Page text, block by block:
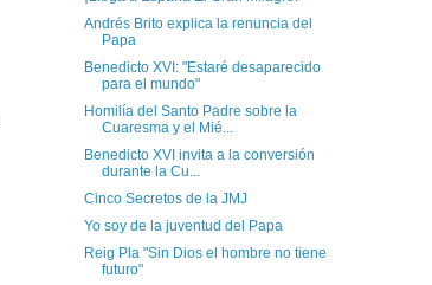
Andrés Brito explica la renuncia del
Papa
Benedicto XVI: "Estaré desaparecido
para el mundo"
Homilía del Santo Padre sobre la
Cuaresma y el Mié...
Benedicto XVI invita a la conversión
durante la Cu...
Cinco Secretos de la JMJ
Yo soy de la juventud del Papa
Reig Pla "Sin Dios el hombre no tiene
futuro"